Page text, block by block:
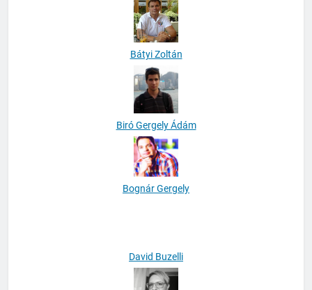
Bátyi Zoltán
Biró Gergely Ádám
Bognár Gergely
David Buzelli